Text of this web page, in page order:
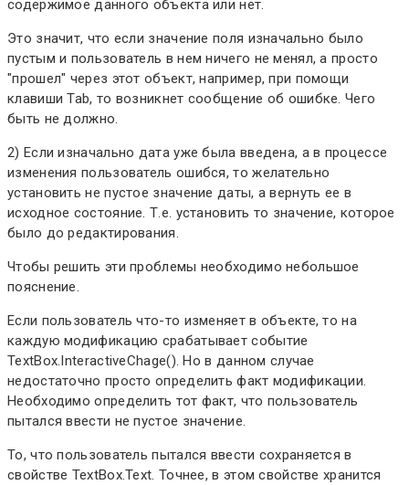
содержимое данного объекта или нет.
Это значит, что если значение поля изначально было
пустым и пользователь в нем ничего не менял, а просто
"прошел" через этот объект, например, при помощи
клавиши Tab, то возникнет сообщение об ошибке. Чего
быть не должно.
2) Если изначально дата уже была введена, а в процессе
изменения пользователь ошибся, то желательно
установить не пустое значение даты, а вернуть ее в
исходное состояние. Т.е. установить то значение, которое
было до редактирования.
Чтобы решить эти проблемы необходимо небольшое
пояснение.
Если пользователь что-то изменяет в объекте, то на
каждую модификацию срабатывает событие
TextBox.InteractiveChage(). Но в данном случае
недостаточно просто определить факт модификации.
Необходимо определить тот факт, что пользователь
пытался ввести не пустое значение.
То, что пользователь пытался ввести сохраняется в
свойстве TextBox.Text. Точнее, в этом свойстве хранится